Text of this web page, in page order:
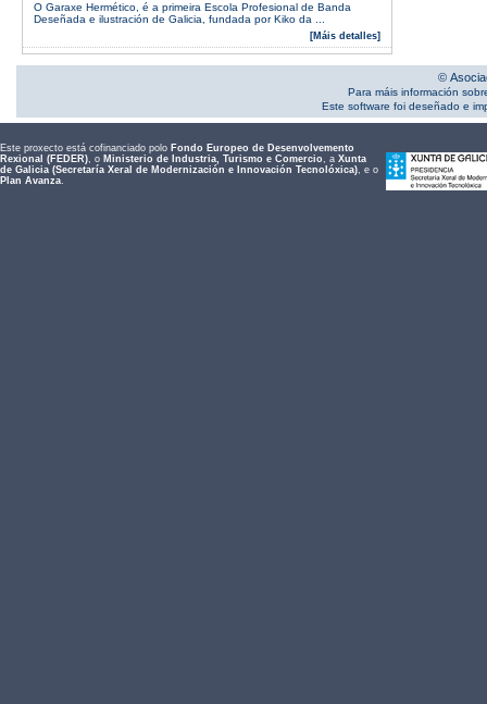
O Garaxe Hermético, é a primeira Escola Profesional de Banda
Deseñada e ilustración de Galicia, fundada por Kiko da ...
[Máis detalles]
©
Para máis información
Este software foi deseñado e
Este proxecto está cofinanciado polo Fondo Europeo de Desenvolvemento
Rexional (FEDER), o Ministerio de Industria, Turismo e Comercio, a Xunta
de Galicia (Secretaría Xeral de Modernización e Innovación Tecnolóxica), e o
Plan Avanza.